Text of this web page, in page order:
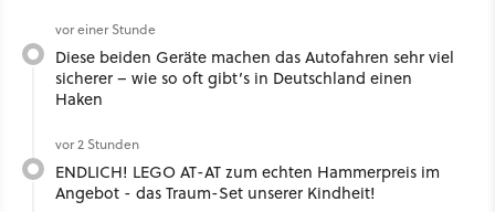
vor einer Stunde
Diese beiden Geräte machen das Autofahren sehr viel
sicherer – wie so oft gibt’s in Deutschland einen
Haken
vor 2 Stunden
ENDLICH! LEGO AT-AT zum echten Hammerpreis im
Angebot - das Traum-Set unserer Kindheit!